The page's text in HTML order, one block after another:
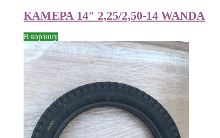
КАМЕРА 14″ 2,25/2,50-14 WANDA
В корзину